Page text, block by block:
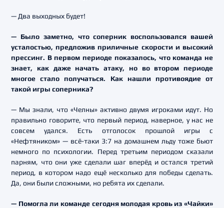
— Два выходных будет!
— Было заметно, что соперник воспользовался вашей
усталостью, предложив приличные скорости и высокий
прессинг. В первом периоде показалось, что команда не
знает, как даже начать атаку, но во втором периоде
многое стало получаться. Как нашли противоядие от
такой игры соперника?
— Мы знали, что «Челны» активно двумя игроками идут. Но
правильно говорите, что первый период, наверное, у нас не
совсем удался. Есть отголосок прошлой игры с
«Нефтяником» — всё-таки 3:7 на домашнем льду тоже бьют
немного по психологии. Перед третьим периодом сказали
парням, что они уже сделали шаг вперёд и остался третий
период, в котором надо ещё несколько для победы сделать.
Да, они были сложными, но ребята их сделали.
— Помогла ли команде сегодня молодая кровь из «Чайки»